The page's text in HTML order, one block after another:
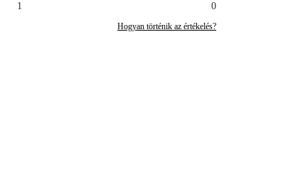
1 0
Hogyan történik az értékelés?